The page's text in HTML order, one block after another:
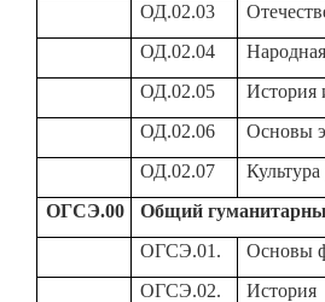
ОД.02.03
ОД.02.04
Народная
ОД.02.05
История
ОД.02.06
Основы
ОД.02.07
Культура
ОГСЭ.00
Общий
ОГСЭ.01.
Основы
ОГСЭ.02.
История